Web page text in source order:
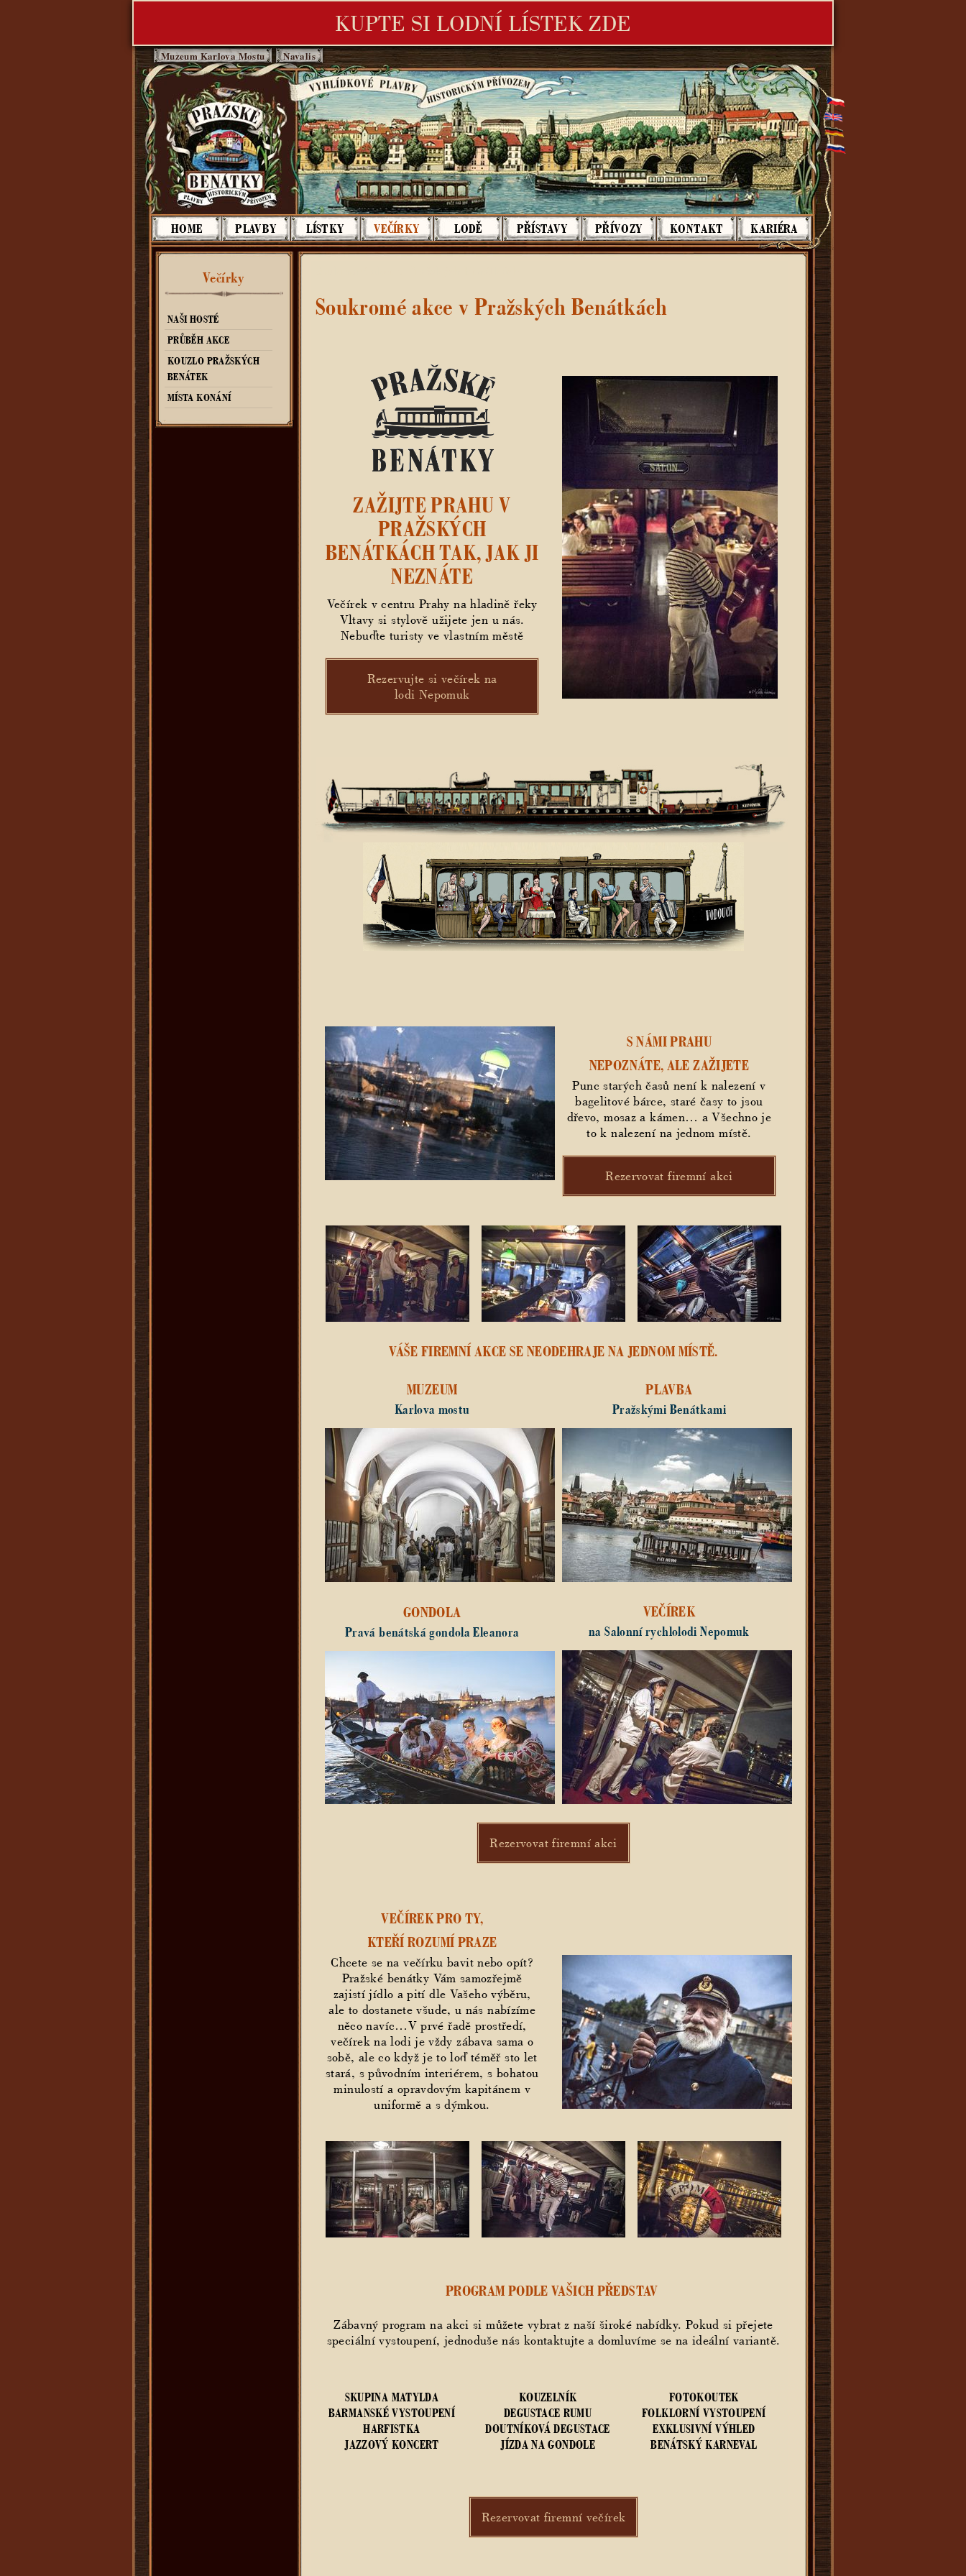
Muzeum Karlova Mostu Navalis
Pražské Benátky - Plavby historickým přívozem
HOME PLAVBY LÍSTKY VEČÍRKY LODĚ PŘÍSTAVY PŘÍVOZY KONTAKT KARIÉRA
Večírky
NAŠI HOSTÉ
PRŮBĚH AKCE
KOUZLO PRAŽSKÝCH
BENÁTEK
MÍSTA KONÁNÍ
Soukromé akce v Pražských Benátkách
ZAŽIJTE PRAHU V
PRAŽSKÝCH
BENÁTKÁCH TAK, JAK JI
NEZNÁTE
Večírek v centru Prahy na hladině řeky
Vltavy si stylově užijete jen u nás.
Nebuďte turisty ve vlastním městě
Rezervujte si večírek na
lodi Nepomuk
S NÁMI PRAHU
NEPOZNÁTE, ALE ZAŽIJETE
Punc starých časů není k nalezení v
bagelitové bárce, staré časy to jsou
dřevo, mosaz a kámen… a Všechno je
to k nalezení na jednom místě.
Rezervovat firemní akci
VÁŠE FIREMNÍ AKCE SE NEODEHRAJE NA JEDNOM MÍSTĚ.
MUZEUM
Karlova mostu
PLAVBA
Pražskými Benátkami
GONDOLA
Pravá benátská gondola Eleanora
VEČÍREK
na Salonní rychlolodi Nepomuk
Rezervovat firemní akci
VEČÍREK PRO TY,
KTEŘÍ ROZUMÍ PRAZE
Chcete se na večírku bavit nebo opít?
Pražské benátky Vám samozřejmě
zajistí jídlo a pití dle Vašeho výběru,
ale to dostanete všude, u nás nabízíme
něco navíc…V prvé řadě prostředí,
večírek na lodi je vždy zábava sama o
sobě, ale co když je to loď téměř sto let
stará, s původním interiérem, s bohatou
minulostí a opravdovým kapitánem v
uniformě a s dýmkou.
PROGRAM PODLE VAŠICH PŘEDSTAV
Zábavný program na akci si můžete vybrat z naší široké nabídky. Pokud si přejete
speciální vystoupení, jednoduše nás kontaktujte a domluvíme se na ideální variantě.
SKUPINA MATYLDA
BARMANSKÉ VYSTOUPENÍ
HARFISTKA
JAZZOVÝ KONCERT
KOUZELNÍK
DEGUSTACE RUMU
DOUTNÍKOVÁ DEGUSTACE
JÍZDA NA GONDOLE
FOTOKOUTEK
FOLKLORNÍ VYSTOUPENÍ
EXKLUSIVNÍ VÝHLED
BENÁTSKÝ KARNEVAL
Rezervovat firemní večírek
KUPTE SI LODNÍ LÍSTEK ZDE